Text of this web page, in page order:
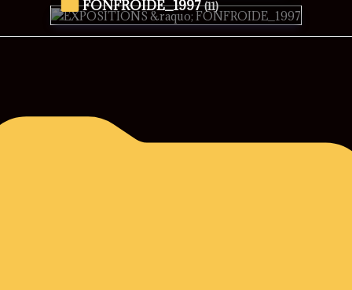
FONFROIDE_1997 (11)